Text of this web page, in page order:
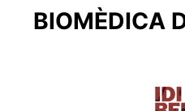
BIOMÈDICA